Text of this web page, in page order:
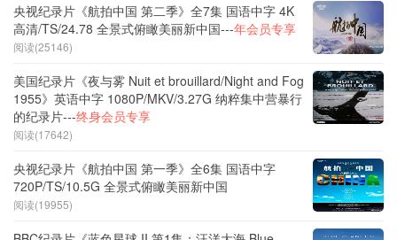
央视纪录片《航拍中国 第二季》全7集 国语中字 4K
高清/TS/24.78 全景式俯瞰美丽新中国---年会员专享
阅读(25146)
美国纪录片《夜与雾 Nuit et brouillard/Night and Fog
1955》英语中字 1080P/MKV/3.27G 纳粹集中营暴行
的纪录片---终身会员专享
阅读(17642)
央视纪录片《航拍中国 第一季》全6集 国语中字
720P/TS/10.5G 全景式俯瞰美丽新中国
阅读(19955)